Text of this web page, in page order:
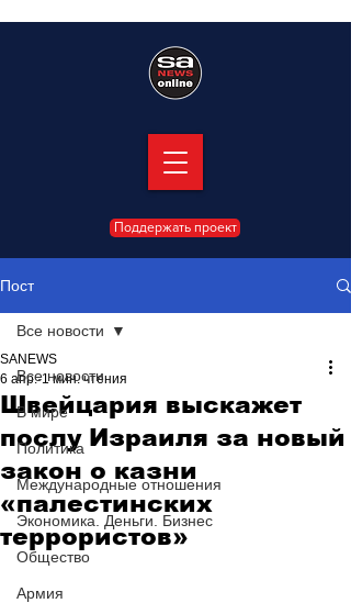
Поддержать проект
Пост
Все новости
В мире
Политика
Международные отношения
Экономика. Деньги. Бизнес
Общество
Армия
Все новости
Швейцария выскажет
послу Израиля за новый
закон о казни
«палестинских
террористов»
SANEWS
6 апр. 1 мин. чтения